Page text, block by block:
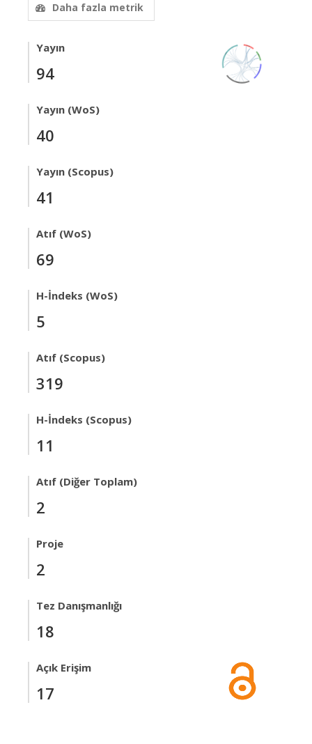
Daha fazla metrik
Yayın
94
Yayın (WoS)
40
Yayın (Scopus)
41
Atıf (WoS)
69
H-İndeks (WoS)
5
Atıf (Scopus)
319
H-İndeks (Scopus)
11
Atıf (Diğer Toplam)
2
Proje
2
Tez Danışmanlığı
18
Açık Erişim
17